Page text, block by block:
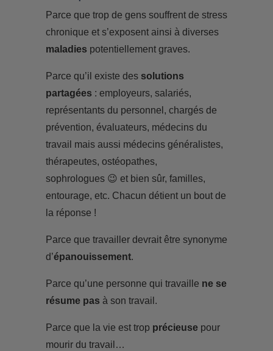
Parce que trop de gens souffrent de stress
chronique et s’exposent ainsi à diverses
maladies potentiellement graves.
Parce qu’il existe dessolutions
partagées : employeurs, salariés,
représentants du personnel, chargés de
prévention, évaluateurs, médecins du
travail mais aussi médecins généralistes,
thérapeutes, ostéopathes,
sophrologues 😉 et bien sûr, familles,
entourage, etc. Chacun détient un bout de
la réponse !
Parce que travailler devrait être synonyme
d’épanouissement.
Parce qu’une personne qui travaille ne se
résume pas à son travail.
Parce que la vie est trop précieusepour
mourir du travail…